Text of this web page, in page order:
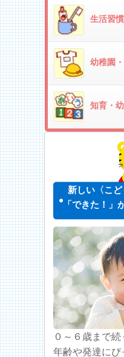
生活習
幼稚園
知育・
新しい〈こど
「できた！」
０～６歳まで続
年齢や発達に